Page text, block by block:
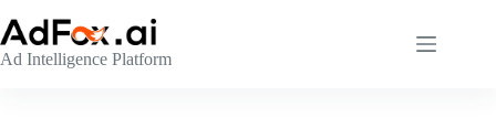
至
内
Ad Intelligence Platform